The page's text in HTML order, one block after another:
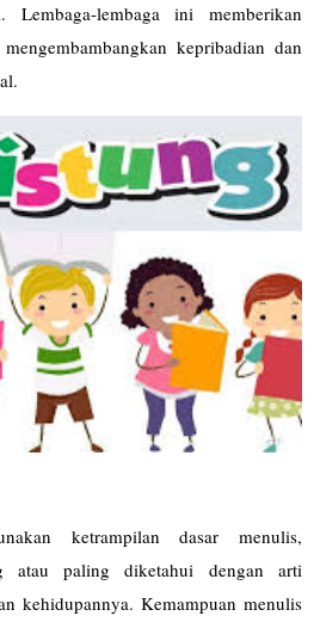
lembaga ini memberikan
kepribadian dan
ketrampilan dasar menulis,
atau paling diketahui dengan arti
kehidupannya. Kemampuan menulis